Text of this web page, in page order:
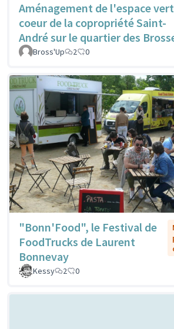
Aménagement de l'espace
coeur de la copropriété Saint-
André sur le quartier des
Bross'Up 2 0
"Bonn'Food", le Festival de
FoodTrucks de Laurent
Bonnevay
Kessy 2 0